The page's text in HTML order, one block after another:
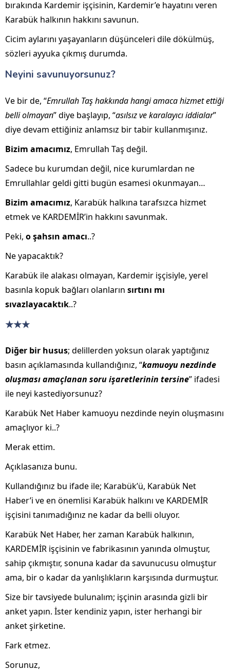
bırakında Kardemir işçisinin, Kardemir’e hayatını veren
Karabük halkının hakkını savunun.
Cicim aylarını yaşayanların düşünceleri dile dökülmüş,
sözleri ayyuka çıkmış durumda.
Neyini savunuyorsunuz?
Ve bir de, “Emrullah Taş hakkında hangi amaca hizmet ettiği
belli olmayan” diye başlayıp, “asılsız ve karalayıcı iddialar”
diye devam ettiğiniz anlamsız bir tabir kullanmışınız.
Bizim amacımız, Emrullah Taş değil.
Sadece bu kurumdan değil, nice kurumlardan ne
Emrullahlar geldi gitti bugün esamesi okunmayan…
Bizim amacımız, Karabük halkına tarafsızca hizmet
etmek ve KARDEMİR’in hakkını savunmak.
Peki, o şahsın amacı..?
Ne yapacaktık?
Karabük ile alakası olmayan, Kardemir işçisiyle, yerel
basınla kopuk bağları olanların sırtını mı
sıvazlayacaktık..?
★★★
Diğer bir husus; delillerden yoksun olarak yaptığınız
basın açıklamasında kullandığınız, “kamuoyu nezdinde
oluşması amaçlanan soru işaretlerinin tersine” ifadesi
ile neyi kastediyorsunuz?
Karabük Net Haber kamuoyu nezdinde neyin oluşmasını
amaçlıyor ki..?
Merak ettim.
Açıklasanıza bunu.
Kullandığınız bu ifade ile; Karabük’ü, Karabük Net
Haber’i ve en önemlisi Karabük halkını ve KARDEMİR
işçisini tanımadığınız ne kadar da belli oluyor.
Karabük Net Haber, her zaman Karabük halkının,
KARDEMİR işçisinin ve fabrikasının yanında olmuştur,
sahip çıkmıştır, sonuna kadar da savunucusu olmuştur
ama, bir o kadar da yanlışlıkların karşısında durmuştur.
Size bir tavsiyede bulunalım; işçinin arasında gizli bir
anket yapın. İster kendiniz yapın, ister herhangi bir
anket şirketine.
Fark etmez.
Sorunuz,